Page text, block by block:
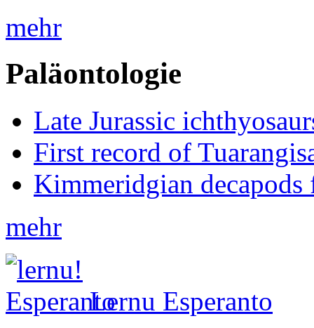
mehr
Paläontologie
Late Jurassic
First record of
Kimmeridgian
mehr
Lernu Esperanto